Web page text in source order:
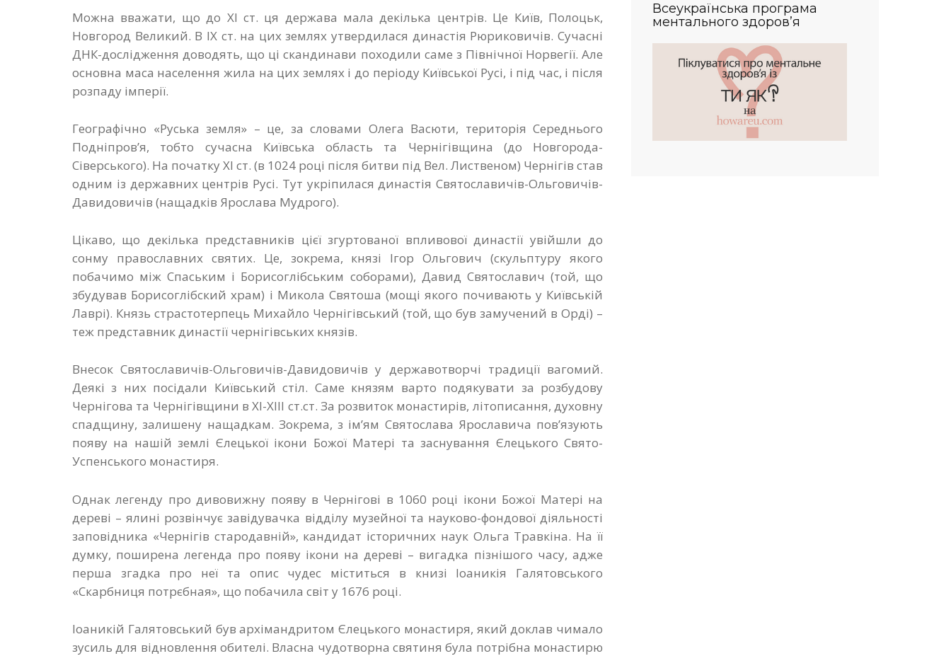
Можна вважати, що до ХІ ст. ця держава мала декілька центрів. Це Київ, Полоцьк,
Новгород Великий. В ІХ ст. на цих землях утвердилася династія Рюриковичів. Сучасні
ДНК-дослідження доводять, що ці скандинави походили саме з Північної Норвегії. Але
основна маса населення жила на цих землях і до періоду Київської Русі, і під час, і після
розпаду імперії.
Географічно «Руська земля» – це, за словами Олега Васюти, територія Середнього
Подніпров’я, тобто сучасна Київська область та Чернігівщина (до Новгорода-
Сіверського). На початку ХІ ст. (в 1024 році після битви під Вел. Лиственом) Чернігів став
одним із державних центрів Русі. Тут укріпилася династія Святославичів-Ольговичів-
Давидовичів (нащадків Ярослава Мудрого).
Цікаво, що декілька представників цієї згуртованої впливової династії увійшли до
сонму православних святих. Це, зокрема, князі Ігор Ольгович (скульптуру якого
побачимо між Спаським і Борисоглібським соборами), Давид Святославич (той, що
збудував Борисоглібский храм) і Микола Святоша (мощі якого почивають у Київській
Лаврі). Князь страстотерпець Михайло Чернігівський (той, що був замучений в Орді) –
теж представник династії чернігівських князів.
Внесок Святославичів-Ольговичів-Давидовичів у державотворчі традиції вагомий.
Деякі з них посідали Київський стіл. Саме князям варто подякувати за розбудову
Чернігова та Чернігівщини в ХІ-ХІІІ ст.ст. За розвиток монастирів, літописання, духовну
спадщину, залишену нащадкам. Зокрема, з ім’ям Святослава Ярославича пов’язують
появу на нашій землі Єлецької ікони Божої Матері та заснування Єлецького Свято-
Успенського монастиря.
Однак легенду про дивовижну появу в Чернігові в 1060 році ікони Божої Матері на
дереві – ялині розвінчує завідувачка відділу музейної та науково-фондової діяльності
заповідника «Чернігів стародавній», кандидат історичних наук Ольга Травкіна. На її
думку, поширена легенда про появу ікони на дереві – вигадка пізнішого часу, адже
перша згадка про неї та опис чудес міститься в книзі Іоаникія Галятовського
«Скарбниця потрєбная», що побачила світ у 1676 році.
Іоаникій Галятовський був архімандритом Єлецького монастиря, який доклав чимало
зусиль для відновлення обителі. Власна чудотворна святиня була потрібна монастирю
Всеукраїнська програма
ментального здоров’я